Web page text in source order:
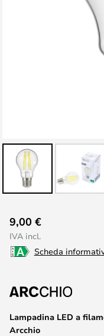
all'inizio
della
galleria
immagini
Lampadina LED a
Arcchio
9,00 €
IVA incl.
Scheda